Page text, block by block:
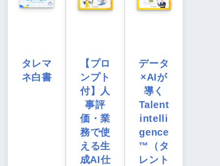
タレマ
ネ白書
【プロ
ンプト
付】人
事評
価・業
務で使
える生
成AI仕
データ
×AIが
導く
Talent
intelli
gence
™（タ
レント